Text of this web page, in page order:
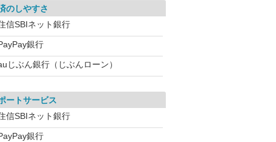
のしやすさ
信SBIネット銀行
銀行
じぶん銀行（じぶんローン）
ートサービス
信SBIネット銀行
銀行